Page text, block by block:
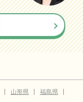
山形県
福島県